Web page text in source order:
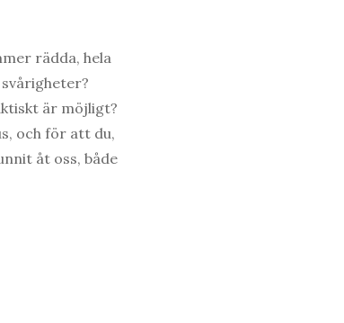
rädda, hela
är möjligt?
och för att du,
åt oss, både